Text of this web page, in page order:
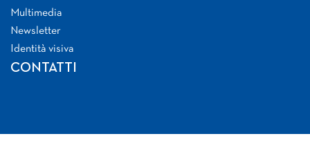
Multimedia
Newsletter
Identità visiva
CONTATTI